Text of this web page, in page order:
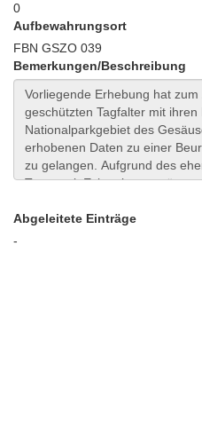
0
Aufbewahrungsort
FBN GSZO 039
Bemerkungen/Beschreibung
Abgeleitete Einträge
-